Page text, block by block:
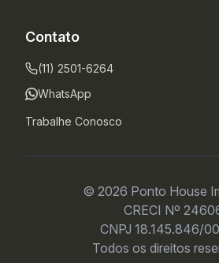
Contato
(11) 2501-6264
WhatsApp
Trabalhe Conosco
© 2026 Ponto House
CRECI Nº
CNPJ 18.145.846/
Todos os direitos